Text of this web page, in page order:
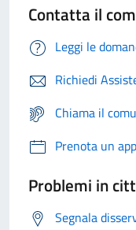
Contatta il
Leggi le
Richiedi
Chiama il
Prenota un
Problemi in
Segnala